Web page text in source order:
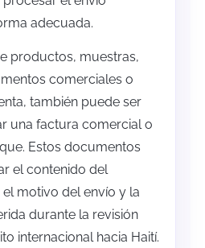
adecuada.
productos, muestras,
comerciales o
también puede ser
una factura comercial o
Estos documentos
el contenido del
motivo del envío y la
durante la revisión
internacional hacia Haití.